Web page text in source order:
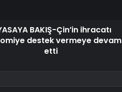
BAKIŞ-Çin’in ihracatı
destek vermeye devam
etti